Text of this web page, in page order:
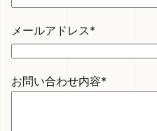
メールアドレス*
お問い合わせ内容*